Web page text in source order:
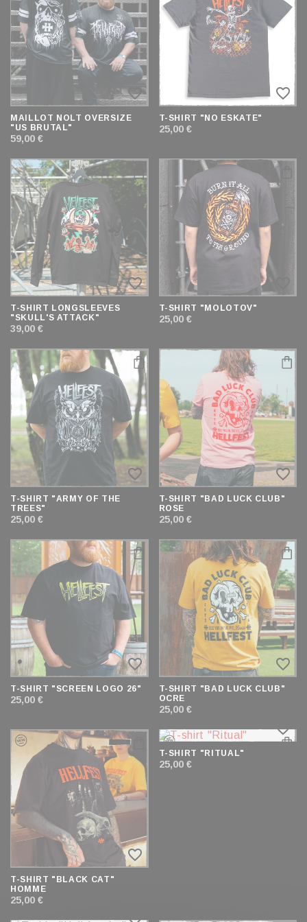
ET
TRIER
favorite_border
MAILLOT NOLT OVERSIZE
"US BRUTAL"
59,00 €
favorite_border
T-SHIRT "NO ESKATE"
25,00 €
favorite_border
T-SHIRT LONGSLEEVES
"SKULL'S ATTACK"
39,00 €
T-SHIRT "MOLOTOV"
25,00 €
favorite_border
T-SHIRT "ARMY OF THE
TREES"
25,00 €
favorite_border
T-SHIRT "BAD LUCK CLUB"
ROSE
25,00 €
favorite_border
T-SHIRT "SCREEN LOGO 26"
25,00 €
favorite_border
T-SHIRT "BAD LUCK CLUB"
OCRE
25,00 €
favorite_border
T-SHIRT "BLACK CAT"
HOMME
25,00 €
favorite_border
T-SHIRT "RITUAL"
25,00 €